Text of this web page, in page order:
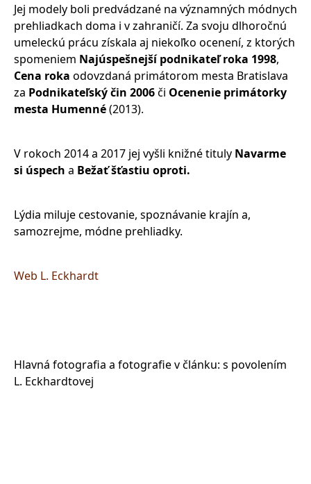
Jej modely boli predvádzané na významných módnych
prehliadkach doma i v zahraničí. Za svoju dlhoročnú
umeleckú prácu získala aj niekoľko ocenení, z ktorých
spomeniem Najúspešnejší podnikateľ roka 1998,
Cena roka odovzdaná primátorom mesta Bratislava
za Podnikateľský čin 2006či Ocenenie primátorky
mesta Humenné(2013).
V rokoch 2014 a 2017 jej vyšli knižné tituly Navarme
si úspech a Bežať šťastiu oproti.
Lýdia miluje cestovanie, spoznávanie krajín a,
samozrejme, módne prehliadky.
Web L. Eckhardt
Hlavná fotografia a fotografie v článku: s povolením
L. Eckhardtovej